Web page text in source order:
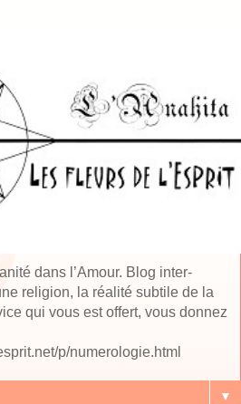
dans l’Amour. Blog inter-
religion, la réalité subtile de la
qui vous est offert, vous donnez
p/numerologie.html
▼